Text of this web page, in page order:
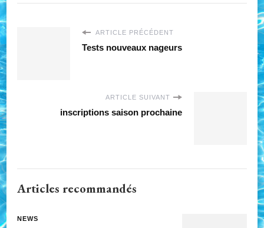
ARTICLE PRÉCÉDENT
Tests nouveaux nageurs
ARTICLE SUIVANT
inscriptions saison prochaine
Articles recommandés
NEWS